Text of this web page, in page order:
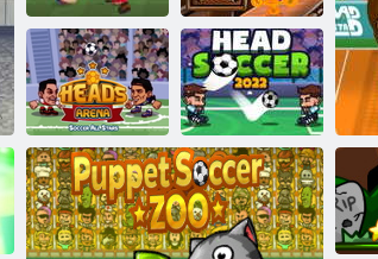
Fotbal Heads
Spania 2019-20
Monkey Go
Happy Etapa
691
Heads Arena
Soccer All Stars
Fotbal principal
2022